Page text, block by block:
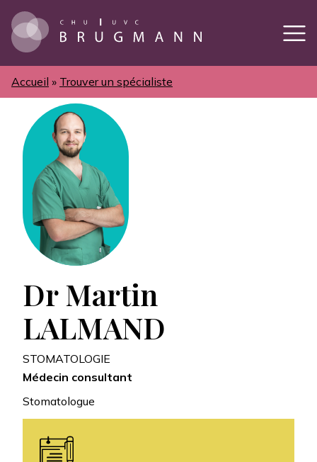
au
contenu
principal
Fil
d'Ariane
Accueil Trouver un spécialiste
Dr Martin
LALMAND
STOMATOLOGIE
Médecin consultant
Stomatologue